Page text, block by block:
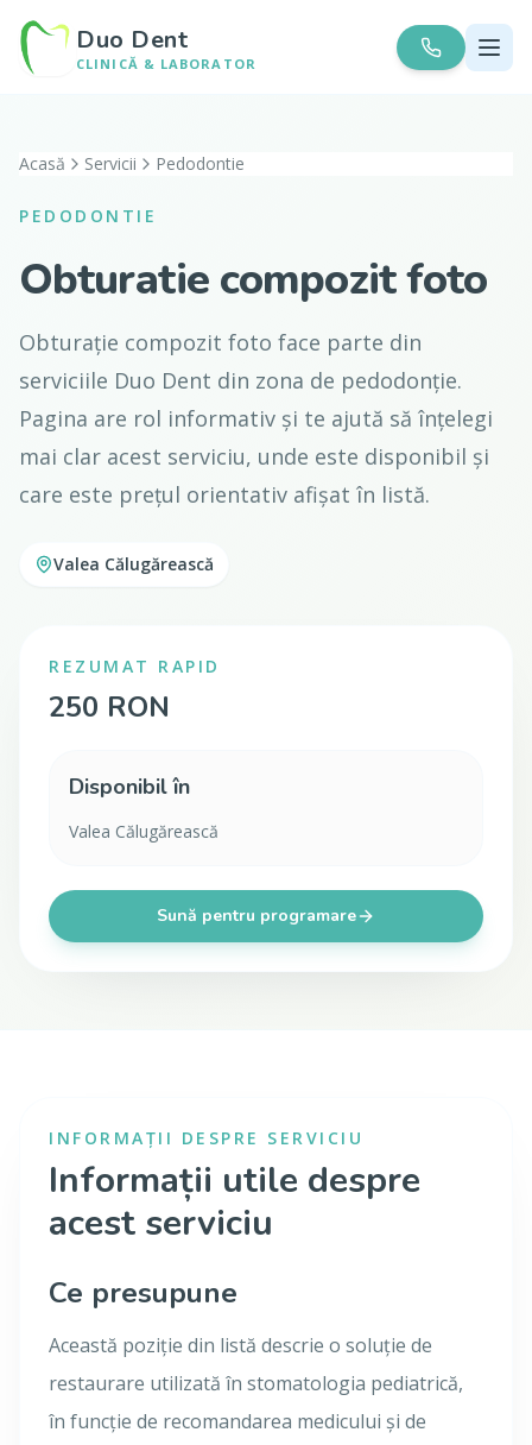
Duo Dent
CLINICĂ & LABORATOR
Acasă Servicii Pedodontie
PEDODONTIE
Obturatie compozit foto
Obturație compozit foto face parte din
serviciile Duo Dent din zona de pedodonție.
Pagina are rol informativ și te ajută să înțelegi
mai clar acest serviciu, unde este disponibil și
care este prețul orientativ afișat în listă.
Valea Călugărească
REZUMAT RAPID
250 RON
Disponibil în
Valea Călugărească
Sună pentru programare
INFORMAȚII DESPRE SERVICIU
Informații utile despre
acest serviciu
Ce presupune
Această poziție din listă descrie o soluție de
restaurare utilizată în stomatologia pediatrică,
în funcție de recomandarea medicului și de